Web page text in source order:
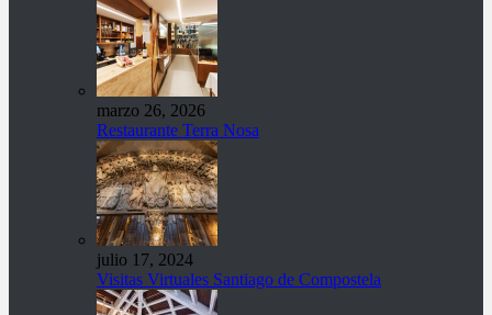
marzo 26, 2026
Restaurante Terra Nosa
julio 17, 2024
Visitas Virtuales Santiago de Compostela